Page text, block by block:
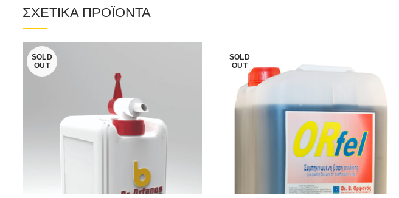
ΣΧΕΤΙΚΑ ΠΡΟΪΟΝΤΑ
SOLD
OUT
SOLD
OUT